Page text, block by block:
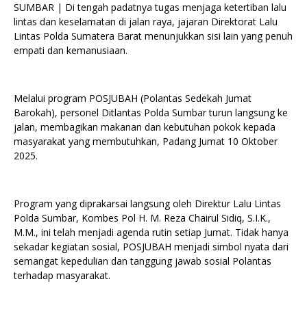
SUMBAR | Di tengah padatnya tugas menjaga ketertiban lalu
lintas dan keselamatan di jalan raya, jajaran Direktorat Lalu
Lintas Polda Sumatera Barat menunjukkan sisi lain yang penuh
empati dan kemanusiaan.
Melalui program POSJUBAH (Polantas Sedekah Jumat
Barokah), personel Ditlantas Polda Sumbar turun langsung ke
jalan, membagikan makanan dan kebutuhan pokok kepada
masyarakat yang membutuhkan, Padang Jumat 10 Oktober
2025.
Program yang diprakarsai langsung oleh Direktur Lalu Lintas
Polda Sumbar, Kombes Pol H. M. Reza Chairul Sidiq, S.I.K.,
M.M., ini telah menjadi agenda rutin setiap Jumat. Tidak hanya
sekadar kegiatan sosial, POSJUBAH menjadi simbol nyata dari
semangat kepedulian dan tanggung jawab sosial Polantas
terhadap masyarakat.